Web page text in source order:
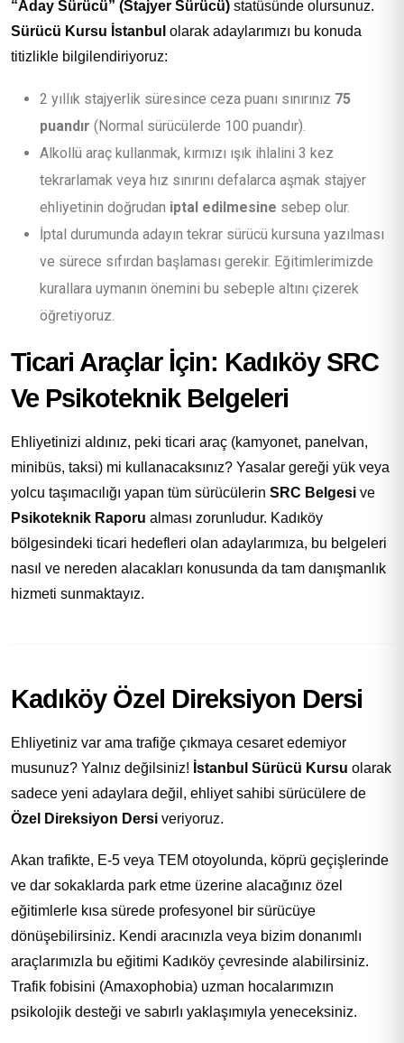
“Aday Sürücü” (Stajyer Sürücü) statüsünde olursunuz.
Sürücü Kursu İstanbul olarak adaylarımızı bu konuda
titizlikle bilgilendiriyoruz:
2 yıllık stajyerlik süresince ceza puanı sınırınız 75
puandır (Normal sürücülerde 100 puandır).
Alkollü araç kullanmak, kırmızı ışık ihlalini 3 kez
tekrarlamak veya hız sınırını defalarca aşmak stajyer
ehliyetinin doğrudan iptal edilmesine sebep olur.
İptal durumunda adayın tekrar sürücü kursuna yazılması
ve sürece sıfırdan başlaması gerekir. Eğitimlerimizde
kurallara uymanın önemini bu sebeple altını çizerek
öğretiyoruz.
Ticari Araçlar İçin: Kadıköy SRC
Ve Psikoteknik Belgeleri
Ehliyetinizi aldınız, peki ticari araç (kamyonet, panelvan,
minibüs, taksi) mi kullanacaksınız? Yasalar gereği yük veya
yolcu taşımacılığı yapan tüm sürücülerin SRC Belgesi ve
Psikoteknik Raporu alması zorunludur. Kadıköy
bölgesindeki ticari hedefleri olan adaylarımıza, bu belgeleri
nasıl ve nereden alacakları konusunda da tam danışmanlık
hizmeti sunmaktayız.
Kadıköy Özel Direksiyon Dersi
Ehliyetiniz var ama trafiğe çıkmaya cesaret edemiyor
musunuz? Yalnız değilsiniz! İstanbul Sürücü Kursu olarak
sadece yeni adaylara değil, ehliyet sahibi sürücülere de
Özel Direksiyon Dersi veriyoruz.
Akan trafikte, E-5 veya TEM otoyolunda, köprü geçişlerinde
ve dar sokaklarda park etme üzerine alacağınız özel
eğitimlerle kısa sürede profesyonel bir sürücüye
dönüşebilirsiniz. Kendi aracınızla veya bizim donanımlı
araçlarımızla bu eğitimi Kadıköy çevresinde alabilirsiniz.
Trafik fobisini (Amaxophobia) uzman hocalarımızın
psikolojik desteği ve sabırlı yaklaşımıyla yeneceksiniz.